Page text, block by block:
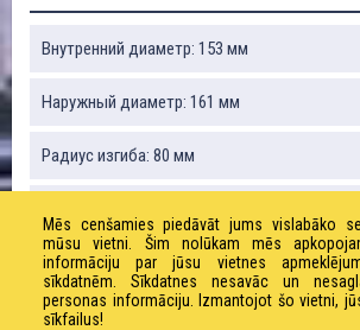
Внутренний диаметр: 153 мм
Наружный диаметр: 161 мм
Радиус изгиба: 80 мм
Вес: 1040 г / м
Рабочее давление: 0,3 бар
Mēs cenšamies piedāvāt jums vislabāko
mūsu vietni. Šim nolūkam mēs
informāciju par jūsu vietnes
sīkdatnēm. Sīkdatnes nesavāc un
personas informāciju. Izmantojot šo vietni,
sīkfailus!